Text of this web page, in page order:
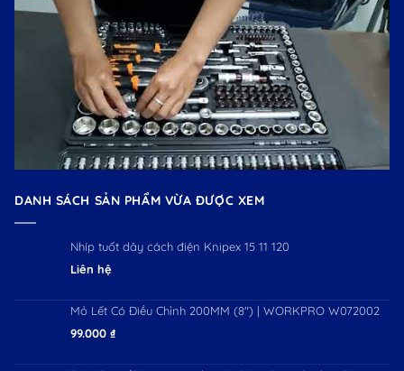
DANH SÁCH SẢN PHẨM VỪA ĐƯỢC XEM
Nhíp tuốt dây cách điện Knipex 15 11 120
Liên hệ
Mỏ Lết Có Điều Chỉnh 200MM (8") | WORKPRO W072002
99.000 ₫